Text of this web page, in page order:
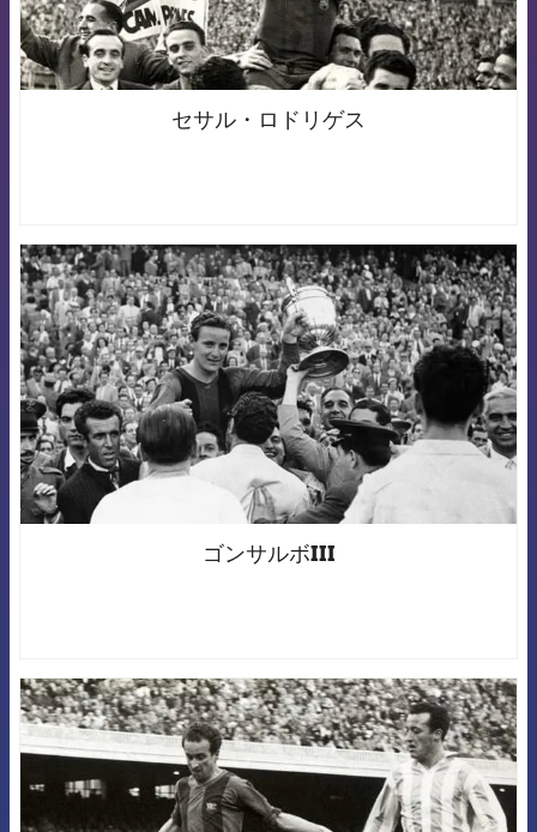
セサル・ロドリゲス
FCB Barcelona badge
ゴンサルボIII
FCB Barcelona badge